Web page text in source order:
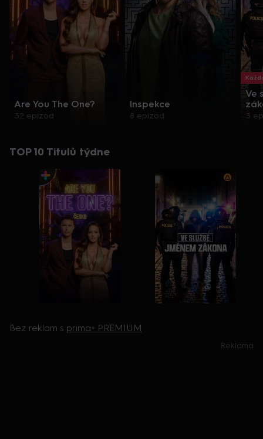
Are You The One?
32 epizod
Inspekce
8 epizod
Ve
3
TOP 10 Titulů týdne
Bez reklam s prima+ PREMIUM
Reklama